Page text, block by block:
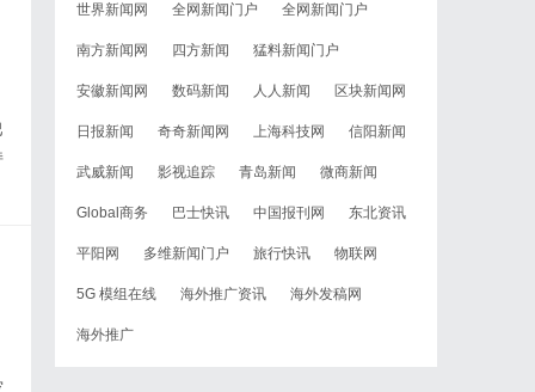
世界新闻网 全网新闻门户 全网新闻门户
南方新闻网 四方新闻 猛料新闻门户
安徽新闻网 数码新闻 人人新闻 区块新闻网
日报新闻 奇奇新闻网 上海科技网 信阳新闻
武威新闻 影视追踪 青岛新闻 微商新闻
Global商务 巴士快讯 中国报刊网 东北资讯
平阳网 多维新闻门户 旅行快讯 物联网
5G 模组在线 海外推广资讯 海外发稿网
海外推广